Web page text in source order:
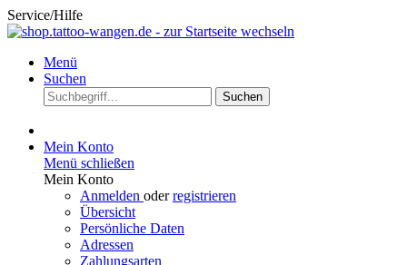
Service/Hilfe
Menü
Suchen
Suchen
Mein Konto
Menü schließen
Mein Konto
Anmelden oderregistrieren
Übersicht
Persönliche Daten
Adressen
Zahlungsarten